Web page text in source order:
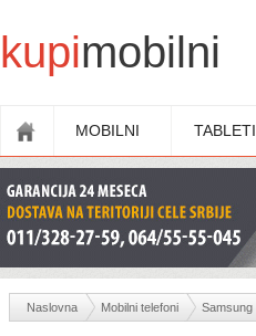
kupimobilni
MOBILNI TABLETI
Naslovna Mobilni telefoni Samsung